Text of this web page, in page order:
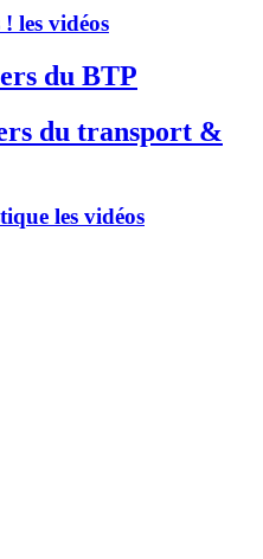
les vidéos
du BTP
du transport &
les vidéos